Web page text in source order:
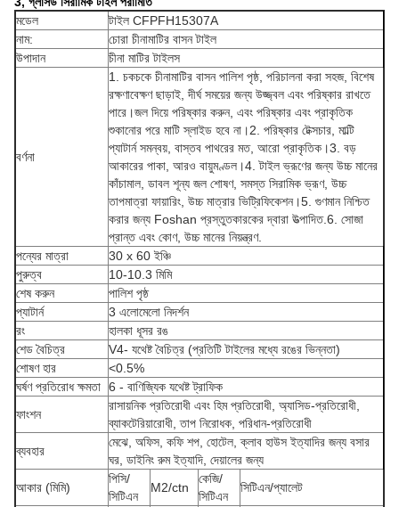
মডেল
টাইল CFPFH15307A
নাম:
চোরা চীনামাটির বাসন টাইল
উপাদান
চীনা মাটির টাইলস
বর্ণনা
1. চকচকে চীনামাটির বাসন পালিশ পৃষ্ঠ, পরিচালনা করা সহজ, বিশেষ
রক্ষণাবেক্ষণ ছাড়াই, দীর্ঘ সময়ের জন্য উজ্জ্বল এবং পরিষ্কার রাখতে
পারে।জল দিয়ে পরিষ্কার করুন, এবং পরিষ্কার এবং প্রাকৃতিক
শুকানোর পরে মাটি স্লাইড হবে না।2. পরিষ্কার টেক্সচার, মাল্টি
প্যাটার্ন সমন্বয়, বাস্তব পাথরের মত, আরো প্রাকৃতিক।3. বড়
আকারের পাকা, আরও বায়ুমণ্ডল।4. টাইল ভ্রূণের জন্য উচ্চ মানের
কাঁচামাল, ডাবল শূন্য জল শোষণ, সমস্ত সিরামিক ভ্রূণ, উচ্চ
তাপমাত্রা ফায়ারিং, উচ্চ মাত্রার ভিট্রিফিকেশন।5. গুণমান নিশ্চিত
করার জন্য Foshan প্রস্তুতকারকের দ্বারা উত্পাদিত.6. সোজা
প্রান্ত এবং কোণ, উচ্চ মানের নিয়ন্ত্রণ.
পন্যের মাত্রা
30 x 60 ইঞ্চি
পুরুত্ব
10-10.3 মিমি
শেষ করুন
পালিশ পৃষ্ঠ
প্যাটার্ন
3 এলোমেলো নিদর্শন
রং
হালকা ধূসর রঙ
শেড বৈচিত্র
V4- যথেষ্ট বৈচিত্র (প্রতিটি টাইলের মধ্যে রঙের ভিন্নতা)
শোষণ হার
<0.5%
ঘর্ষণ প্রতিরোধ ক্ষমতা 6 - বাণিজ্যিক যথেষ্ট ট্রাফিক
ফাংশন
রাসায়নিক প্রতিরোধী এবং হিম প্রতিরোধী, অ্যাসিড-প্রতিরোধী,
ব্যাকটেরিয়ারোধী, তাপ নিরোধক, পরিধান-প্রতিরোধী
ব্যবহার
মেঝে, অফিস, কফি শপ, হোটেল, ক্লাব হাউস ইত্যাদির জন্য বসার
ঘর, ডাইনিং রুম ইত্যাদি, দেয়ালের জন্য
আকার (মিমি)
পিসি/
সিটিএন
M2/ctn
কেজি/
সিটিএন
সিটিএন/প্যালেট